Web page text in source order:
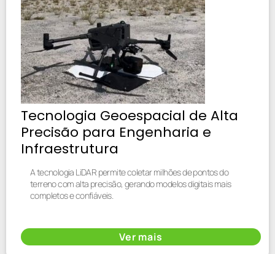
Tecnologia Geoespacial de Alta
Precisão para Engenharia e
Infraestrutura
A tecnologia LiDAR permite coletar milhões de pontos do
terreno com alta precisão, gerando modelos digitais mais
completos e confiáveis.
Ver mais